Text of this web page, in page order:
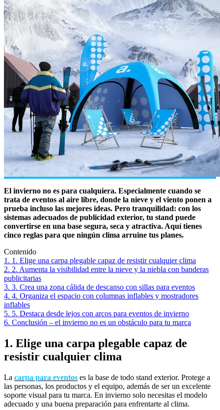
El invierno no es para cualquiera. Especialmente cuando se
trata de eventos al aire libre, donde la nieve y el viento ponen a
prueba incluso las mejores ideas. Pero tranquilidad: con los
sistemas adecuados de publicidad exterior, tu stand puede
convertirse en una base segura, seca y atractiva. Aquí tienes
cinco reglas para que ningún clima arruine tus planes.
Contenido
1. 1. Elige una carpa plegable capaz de resistir cualquier clima
2. 2. Aumenta la visibilidad entre la nieve y la niebla con banderas
publicitarias
3. 3. Crea una zona cálida de descanso con sillas para eventos
4. 4. Organiza el espacio con columnas inflables y mostradores
inflables
5. 5. Destaca desde lejos con arcos para eventos de invierno
6. Conclusión – el invierno no es un obstáculo para tu marca
1. Elige una carpa plegable capaz de
resistir cualquier clima
La carpa para eventos es la base de todo stand exterior. Protege a
las personas, los productos y el equipo, además de ser un excelente
soporte visual para tu marca. En invierno solo necesitas el modelo
adecuado y una buena preparación para enfrentarte al clima.